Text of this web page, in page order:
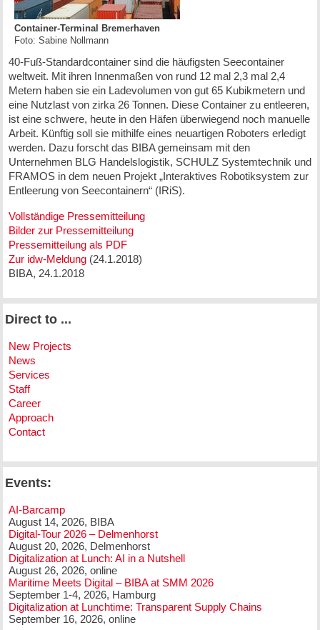
Container-Terminal Bremerhaven
Foto: Sabine Nollmann
40-Fuß-Standardcontainer sind die häufigsten Seecontainer
weltweit. Mit ihren Innenmaßen von rund 12 mal 2,3 mal 2,4
Metern haben sie ein Ladevolumen von gut 65 Kubikmetern und
eine Nutzlast von zirka 26 Tonnen. Diese Container zu entleeren,
ist eine schwere, heute in den Häfen überwiegend noch manuelle
Arbeit. Künftig soll sie mithilfe eines neuartigen Roboters erledigt
werden. Dazu forscht das BIBA gemeinsam mit den
Unternehmen BLG Handelslogistik, SCHULZ Systemtechnik und
FRAMOS in dem neuen Projekt „Interaktives Robotiksystem zur
Entleerung von Seecontainern“ (IRiS).
Vollständige Pressemitteilung
Bilder zur Pressemitteilung
Pressemitteilung als PDF
Zur idw-Meldung(24.1.2018)
BIBA, 24.1.2018
Direct to ...
New Projects
News
Services
Staff
Career
Approach
Contact
Events:
AI-Barcamp
August 14, 2026, BIBA
Digital-Tour 2026 – Delmenhorst
August 20, 2026, Delmenhorst
Digitalization at Lunch: AI in a Nutshell
August 26, 2026, online
Maritime Meets Digital – BIBA at SMM 2026
September 1-4, 2026, Hamburg
Digitalization at Lunchtime: Transparent Supply Chains
September 16, 2026, online